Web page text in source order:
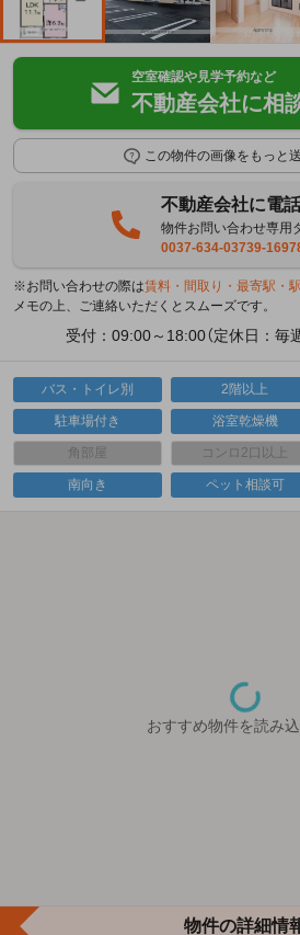
空室確認や見学予約など
不動産会社に相
この物件の画像をもっと
不動産会社に電
物件お問い合わせ専用
0037-634-03739-
※お問い合わせの際は賃料・間取り・最寄駅・
メモの上、ご連絡いただくとスムーズです。
受付：09:00～18:00（定休日：毎
バス・トイレ別 2階以上
駐車場付き 浴室乾燥機
角部屋 コンロ2口以上
南向き ペット相談可
おすすめ物件を読み
物件の詳細情